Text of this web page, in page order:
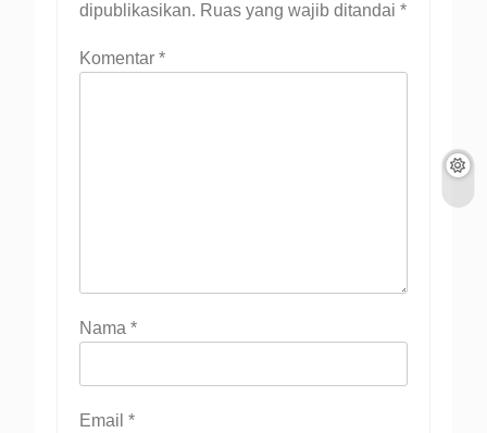
dipublikasikan. Ruas yang wajib ditandai *
Komentar *
Nama *
Email *